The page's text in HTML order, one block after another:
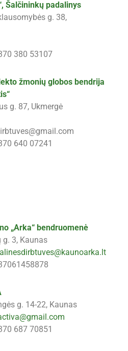
Šalčininkų padalinys
g. 38,
380 53107
žmonių globos bendrija
g. 87, Ukmergė
640 07241
„Arka“ bendruomenė
g. 3, Kaunas
g. 14-22, Kaunas
687 70851